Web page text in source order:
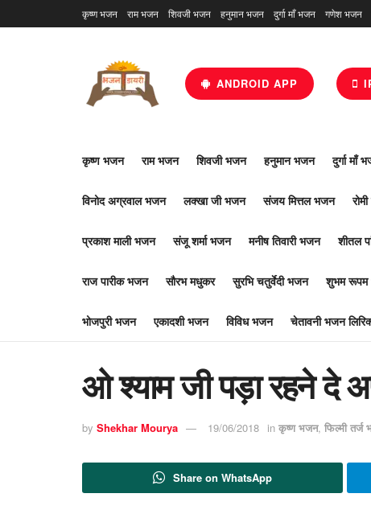
कृष्ण भजन राम भजन शिवजी भजन हनुमान भजन दुर्गा माँ भजन गणेश भजन
ANDROID APP
कृष्ण भजन राम भजन शिवजी भजन हनुमान भजन दुर्गा माँ
विनोद अग्रवाल भजन लक्खा जी भजन संजय मित्तल भजन
प्रकाश माली भजन संजू शर्मा भजन मनीष तिवारी भजन शीतल
राज पारीक भजन सौरभ मधुकर सुरभि चतुर्वेदी भजन शुभम
भोजपुरी भजन एकादशी भजन विविध भजन चेतावनी भजन
ओ श्याम जी पड़ा रहने दे
by Shekhar Mourya 19/06/2018 in कृष्ण भजन, फिल्मी तर्ज
Share on WhatsApp